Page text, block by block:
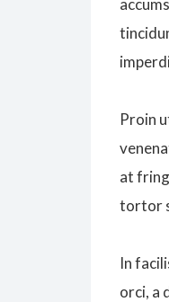
Proin
at
tortor
In
orci, a